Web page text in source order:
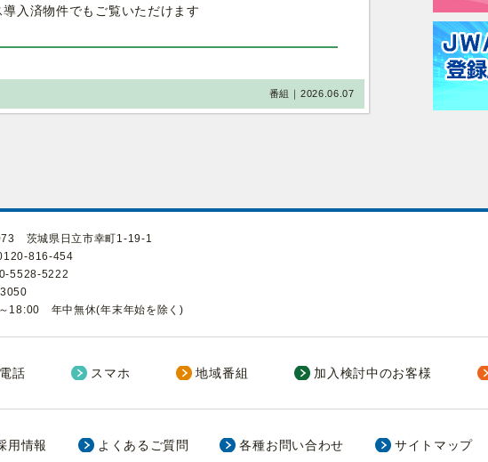
入済物件でもご覧いただけます
番組｜2026.06.07
茨城県日立市幸町1-19-1
816-454
5528-5222
18:00 年中無休(年末年始を除く)
話 スマホ 地域番組 加入検討中のお客様
用情報 よくあるご質問 各種お問い合わせ サイトマップ